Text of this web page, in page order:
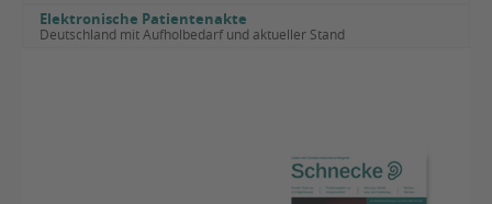
Elektronische Patientenakte
Deutschland mit Aufholbedarf und aktueller Stand